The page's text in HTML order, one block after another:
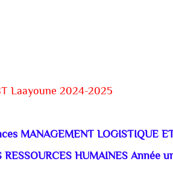
Laayoune 2024-2025
MANAGEMENT LOGISTIQUE
HUMAINES